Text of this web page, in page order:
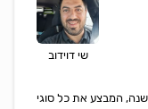
שי דוידוב
שי מערכות מיגון הוא עסק בעל ותק של מעל 12 שנה, המבצע את כל סוגי